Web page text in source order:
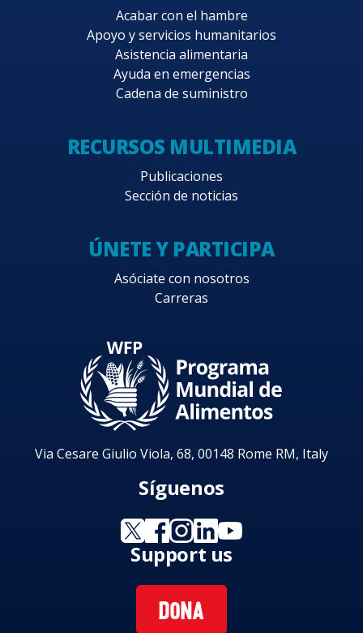
Acabar con el hambre
Apoyo y servicios humanitarios
Asistencia alimentaria
Ayuda en emergencias
Cadena de suministro
RECURSOS MULTIMEDIA
Publicaciones
Sección de noticias
ÚNETE Y PARTICIPA
Asóciate con nosotros
Carreras
Via Cesare Giulio Viola, 68, 00148 Rome RM, Italy
Síguenos
Support us
DONA